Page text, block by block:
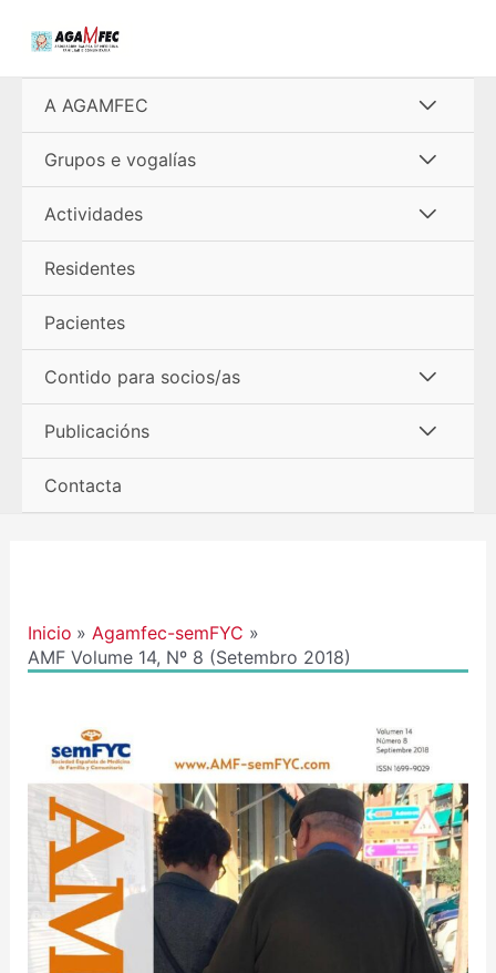
A AGAMFEC
menú
Grupos e vogalías
menú
Actividades
Residentes
Pacientes
Contido para socios/as
menú
Publicacións
Contacta
Inicio
Agamfec-semFYC
AMF Volume 14, Nº 8 (Setembro 2018)